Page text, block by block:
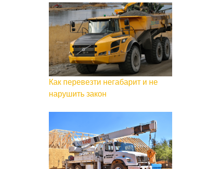
Как перевезти негабарит и не
нарушить закон